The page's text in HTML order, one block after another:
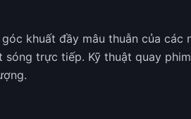
khuất đầy mâu thuẫn của
trực tiếp. Kỹ thuật quay